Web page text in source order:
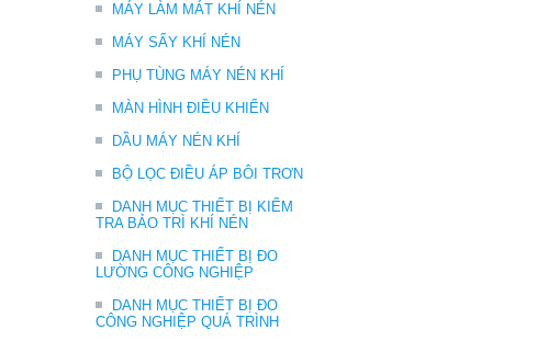
MÁY LÀM MÁT KHÍ NÉN
MÁY SẤY KHÍ NÉN
PHỤ TÙNG MÁY NÉN KHÍ
MÀN HÌNH ĐIỀU KHIỂN
DẦU MÁY NÉN KHÍ
BỘ LỌC ĐIỀU ÁP BÔI TRƠN
DANH MỤC THIẾT BỊ KIỂM
TRA BẢO TRÌ KHÍ NÉN
DANH MỤC THIẾT BỊ ĐO
LƯỜNG CÔNG NGHIỆP
DANH MỤC THIẾT BỊ ĐO
CÔNG NGHIỆP QUÁ TRÌNH